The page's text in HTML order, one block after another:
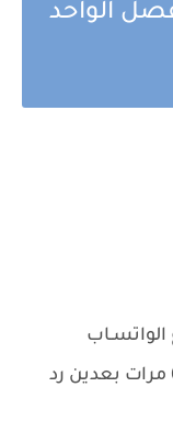
الواحد
ابجي واشههك ضليت ادگ مايرد بال6 مرات بعدين رد